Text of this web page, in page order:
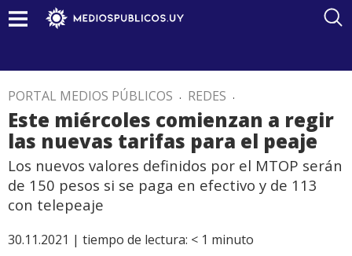
PORTAL MEDIOS PÚBLICOS . REDES .
Este miércoles comienzan a regir
las nuevas tarifas para el peaje
Los nuevos valores definidos por el MTOP serán
de 150 pesos si se paga en efectivo y de 113
con telepeaje
30.11.2021 | tiempo de lectura: < 1 minuto